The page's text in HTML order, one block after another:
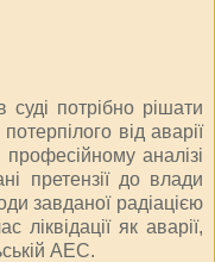
потрібно рішати
від аварії
аналізі
претензії до влади
завданої радіацією
ліквідації як аварії,
АЕС.